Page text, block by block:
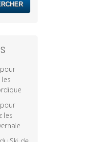
les